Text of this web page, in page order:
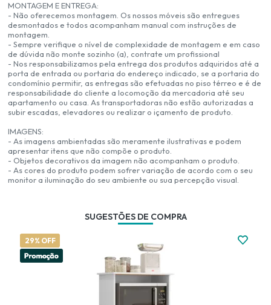
MONTAGEM E ENTREGA:
- Não oferecemos montagem. Os nossos móveis são entregues
desmontados e todos acompanham manual com instruções de
montagem.
- Sempre verifique o nível de complexidade de montagem e em caso
de dúvida não monte sozinho (a), contrate um profissional
- Nos responsabilizamos pela entrega dos produtos adquiridos até a
porta de entrada ou portaria do endereço indicado, se a portaria do
condomínio permitir, as entregas são efetuadas no piso térreo e é de
responsabilidade do cliente a locomoção da mercadoria até seu
apartamento ou casa. As transportadoras não estão autorizadas a
subir escadas, elevadores ou realizar o içamento de produto.
IMAGENS:
- As imagens ambientadas são meramente ilustrativas e podem
apresentar itens que não compõe o produto.
- Objetos decorativos da imagem não acompanham o produto.
- As cores do produto podem sofrer variação de acordo com o seu
monitor a iluminação do seu ambiente ou sua percepção visual.
SUGESTÕES DE COMPRA
29% OFF